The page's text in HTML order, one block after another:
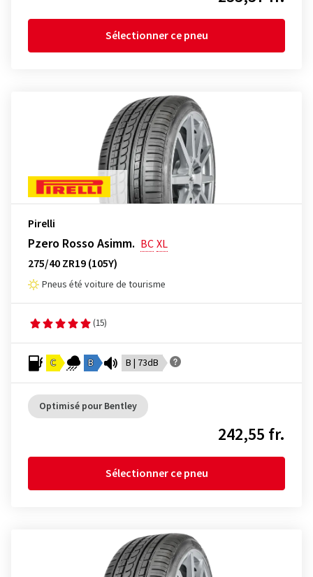
Sélectionner ce pneu
Pirelli
Pzero Rosso Asimm. BCXL
275/40 ZR19 (105Y)
Pneus été voiture de tourisme
(15)
C B B | 73dB
Optimisé pour Bentley
242,55 fr.
Sélectionner ce pneu